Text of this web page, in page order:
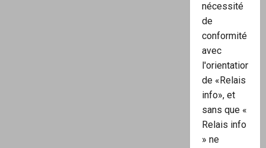
nécessité
de
conformité
avec
l'orientation
de «Relais
info», et
sans que «
Relais info
» ne